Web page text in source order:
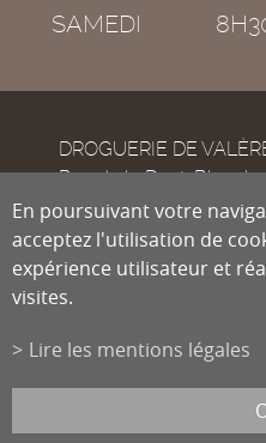
SAMEDI
DROGUERIE DE
Rue de la Dent-
CH-1950
Sion
Tél.
info@droguiste.net
En poursuivant votre
acceptez l'utilisation de
expérience utilisateur et
visites.
Lire les mentions légales